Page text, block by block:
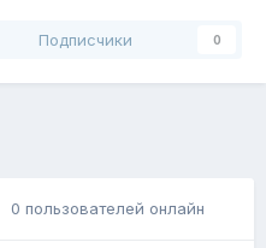
Подписчики 0
0 пользователей онлайн